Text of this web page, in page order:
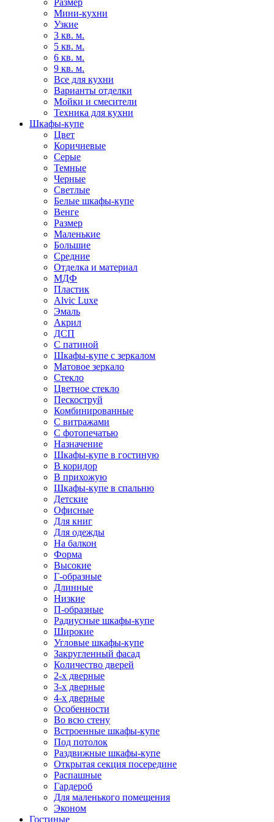
Размер
Мини-кухни
Узкие
3 кв. м.
5 кв. м.
6 кв. м.
9 кв. м.
Все для кухни
Варианты отделки
Мойки и смесители
Техника для кухни
Шкафы-купе
Цвет
Коричневые
Серые
Темные
Черные
Светлые
Белые шкафы-купе
Венге
Размер
Маленькие
Большие
Средние
Отделка и материал
МДФ
Пластик
Alvic Luxe
Эмаль
Акрил
ДСП
С патиной
Шкафы-купе с зеркалом
Матовое зеркало
Стекло
Цветное стекло
Пескоструй
Комбинированные
С витражами
С фотопечатью
Назначение
Шкафы-купе в гостиную
В коридор
В прихожую
Шкафы-купе в спальню
Детские
Офисные
Для книг
Для одежды
На балкон
Форма
Высокие
Г-образные
Длинные
Низкие
П-образные
Радиусные шкафы-купе
Широкие
Угловые шкафы-купе
Закругленный фасад
Количество дверей
2-х дверные
3-х дверные
4-х дверные
Особенности
Во всю стену
Встроенные шкафы-купе
Под потолок
Раздвижные шкафы-купе
Открытая секция посередине
Распашные
Гардероб
Для маленького помещения
Эконом
Гостиные